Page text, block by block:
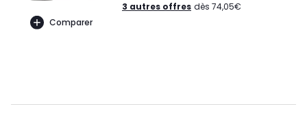
Comparer
3 autres offres dès 74,05€